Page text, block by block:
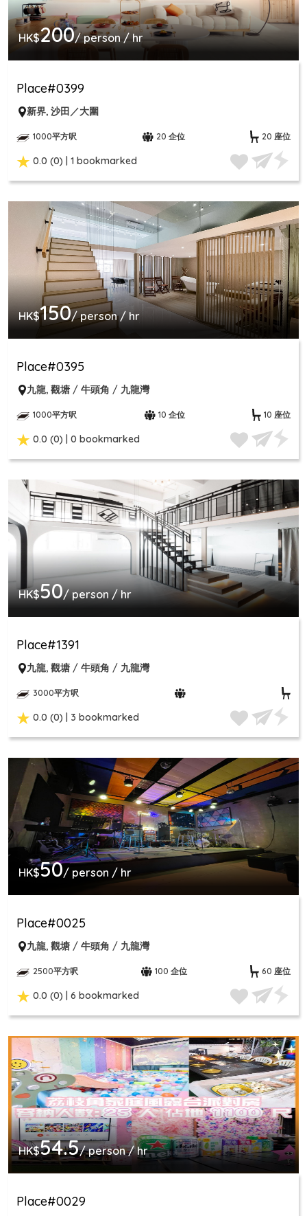
HK$200/ person / hr
Place#0399
新界, 沙田／大圍
1000平方呎 20 企位 20 座位
0.0 (0) | 1 bookmarked
HK$150/ person / hr
Place#0395
九龍, 觀塘 / 牛頭角 / 九龍灣
1000平方呎 10 企位 10 座位
0.0 (0) | 0 bookmarked
HK$50/ person / hr
Place#1391
九龍, 觀塘 / 牛頭角 / 九龍灣
3000平方呎
0.0 (0) | 3 bookmarked
HK$50/ person / hr
Place#0025
九龍, 觀塘 / 牛頭角 / 九龍灣
2500平方呎 100 企位 60 座位
0.0 (0) | 6 bookmarked
HK$54.5/ person / hr
Place#0029